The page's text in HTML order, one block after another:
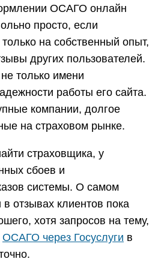
ОСАГО онлайн
просто, если
на собственный опыт,
других пользователей.
только имени
работы его сайта.
компании, долгое
на страховом рынке.
страховщика, у
сбоев и
системы. О самом
отзывах клиентов пока
хотя запросов на тему,
ОСАГО через Госуслуги в